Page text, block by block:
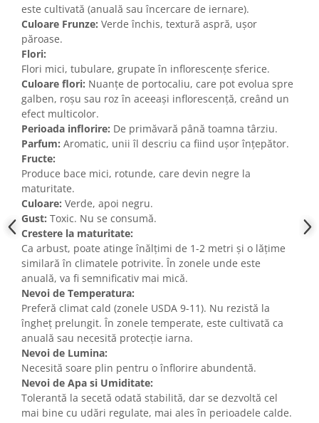
este cultivată (anuală sau încercare de iernare).
Culoare Frunze: Verde închis, textură aspră, ușor
păroase.
Flori:
Flori mici, tubulare, grupate în inflorescențe sferice.
Culoare flori: Nuanțe de portocaliu, care pot evolua spre
galben, roșu sau roz în aceeași inflorescență, creând un
efect multicolor.
Perioada inflorire: De primăvară până toamna târziu.
Parfum: Aromatic, unii îl descriu ca fiind ușor înțepător.
Fructe:
Produce bace mici, rotunde, care devin negre la
maturitate.
Culoare: Verde, apoi negru.
Gust: Toxic. Nu se consumă.
Crestere la maturitate:
Ca arbust, poate atinge înălțimi de 1-2 metri și o lățime
similară în climatele potrivite. În zonele unde este
anuală, va fi semnificativ mai mică.
Nevoi de Temperatura:
Preferă climat cald (zonele USDA 9-11). Nu rezistă la
îngheț prelungit. În zonele temperate, este cultivată ca
anuală sau necesită protecție iarna.
Nevoi de Lumina:
Necesită soare plin pentru o înflorire abundentă.
Nevoi de Apa si Umiditate:
Tolerantă la secetă odată stabilită, dar se dezvoltă cel
mai bine cu udări regulate, mai ales în perioadele calde.